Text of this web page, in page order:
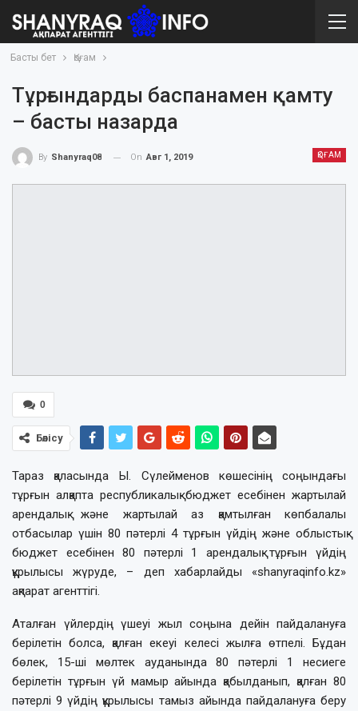
Басты бет Қоғам
Тұрғындарды баспанамен қамту
– басты назарда
ҚОҒАМ
By Shanyraq08 On Авг 1, 2019
0
Бөлісу
Тараз қаласында Ы. Сүлейменов көшесінің соңындағы
тұрғын алқапта республикалық бюджет есебінен жартылай
арендалық және жартылай аз қамтылған көпбалалы
отбасылар үшін 80 пәтерлі 4 тұрғын үйдің және облыстық
бюджет есебінен 80 пәтерлі 1 арендалық тұрғын үйдің
құрылысы жүруде, – деп хабарлайды «shanyraqinfo.kz»
ақпарат агенттігі.
Аталған үйлердің үшеуі жыл соңына дейін пайдалануға
берілетін болса, қалған екеуі келесі жылға өтпелі. Бұдан
бөлек, 15-ші мөлтек ауданында 80 пәтерлі 1 несиеге
берілетін тұрғын үй мамыр айында қабылданып, қалған 80
пәтерлі 9 үйдің құрылысы тамыз айында пайдалануға беру